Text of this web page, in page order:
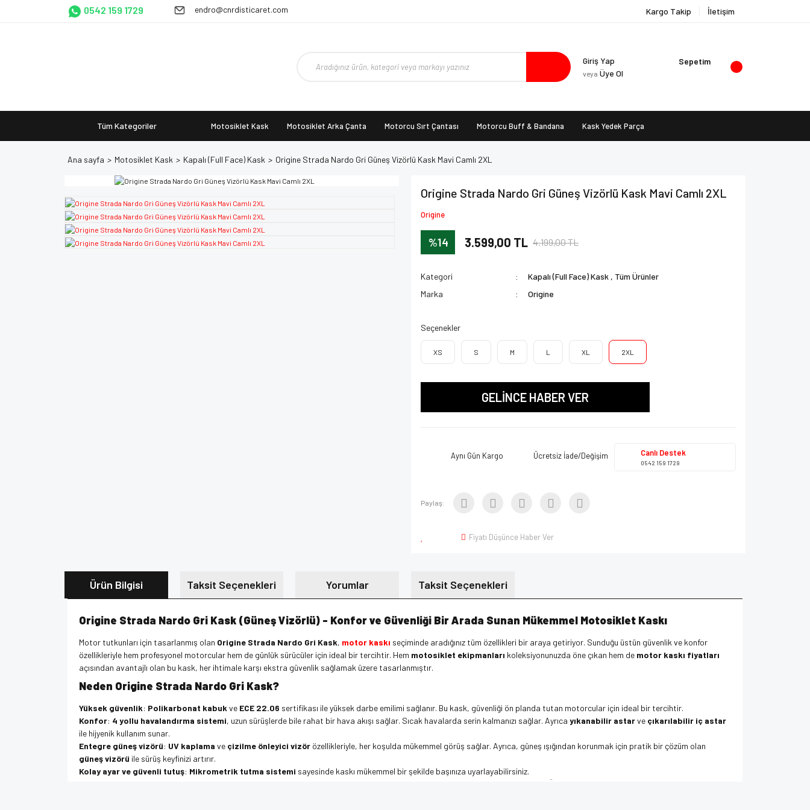
0542 159 1729 endro@cnrdisticaret.com Kargo Takip İletişim
Giriş Yap
veya Üye Ol
Sepetim
Tüm Kategoriler Motosiklet Kask Motosiklet Arka Çanta Motorcu Sırt Çantası Motorcu Buff & Bandana Kask Yedek Parça
Ana sayfa Motosiklet Kask Kapalı (Full Face) Kask Origine Strada Nardo Gri Güneş Vizörlü Kask Mavi Camlı 2XL
Origine Strada Nardo Gri Güneş Vizörlü Kask Mavi Camlı 2XL
Origine
%14 3.599,00 TL 4.199,00 TL
Kategori Kapalı (Full Face) Kask , Tüm Ürünler
Marka
Origine
Seçenekler
XS S M L XL 2XL
GELİNCE HABER VER
Aynı Gün Kargo Ücretsiz İade/Değişim Canlı Destek
0542 159 1729
Paylaş:
Fiyatı Düşünce Haber Ver
Ürün Bilgisi Taksit Seçenekleri Yorumlar Taksit Seçenekleri
Origine Strada Nardo Gri Kask (Güneş Vizörlü) - Konfor ve Güvenliği Bir Arada Sunan Mükemmel Motosiklet Kaskı
Motor tutkunları için tasarlanmış olan Origine Strada Nardo Gri Kask, motor kaskı seçiminde aradığınız tüm özellikleri bir araya getiriyor. Sunduğu üstün güvenlik ve konfor
özellikleriyle hem profesyonel motorcular hem de günlük sürücüler için ideal bir tercihtir. Hem motosiklet ekipmanları koleksiyonunuzda öne çıkan hem de motor kaskı fiyatları
açısından avantajlı olan bu kask, her ihtimale karşı ekstra güvenlik sağlamak üzere tasarlanmıştır.
Neden Origine Strada Nardo Gri Kask?
Yüksek güvenlik: Polikarbonat kabuk ve ECE 22.06 sertifikası ile yüksek darbe emilimi sağlanır. Bu kask, güvenliği ön planda tutan motorcular için ideal bir tercihtir.
Konfor: 4 yollu havalandırma sistemi, uzun sürüşlerde bile rahat bir hava akışı sağlar. Sıcak havalarda serin kalmanızı sağlar. Ayrıca yıkanabilir astarve çıkarılabilir iç astar
ile hijyenik kullanım sunar.
Entegre güneş vizörü: UV kaplama ve çizilme önleyici vizör özellikleriyle, her koşulda mükemmel görüş sağlar. Ayrıca, güneş ışığından korunmak için pratik bir çözüm olan
güneş vizörü ile sürüş keyfinizi artırır.
Kolay ayar ve güvenli tutuş: Mikrometrik tutma sistemi sayesinde kaskı mükemmel bir şekilde başınıza uyarlayabilirsiniz.